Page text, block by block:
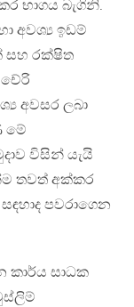
භාගය බැගිනි.
අවශ්‍ය ඉඩම්
සහ රක්ෂිත
අවසර ලබා
මේ
විසින් යැයි
තවත් අක්කර
පවරාගෙන
කාර්ය සාධක